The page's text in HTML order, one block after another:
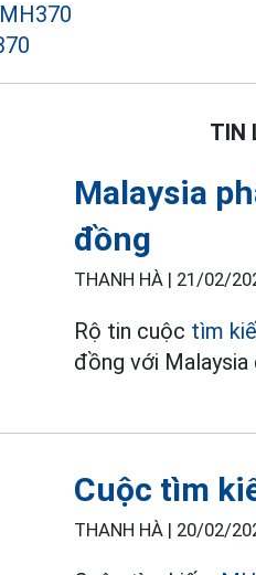
TIN
Malaysia
đồng
THANH HÀ | 21/02/
Rộ tin cuộc tìm
đồng với
Cuộc tìm
THANH HÀ | 20/02/